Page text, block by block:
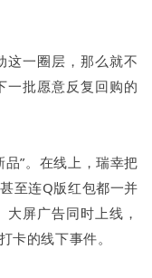
这一圈层，那么就不
一批愿意反复回购的
”。在线上，瑞幸把
至连Q版红包都一并
屏广告同时上线，
卡的线下事件。